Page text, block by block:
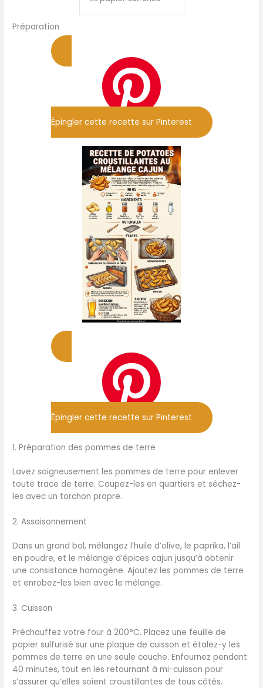
Préparation
Épingler cette recette sur Pinterest
Épingler cette recette sur Pinterest
1. Préparation des pommes de terre
Lavez soigneusement les pommes de terre pour enlever
toute trace de terre. Coupez-les en quartiers et séchez-
les avec un torchon propre.
2. Assaisonnement
Dans un grand bol, mélangez l’huile d’olive, le paprika, l’ail
en poudre, et le mélange d’épices cajun jusqu’à obtenir
une consistance homogène. Ajoutez les pommes de terre
et enrobez-les bien avec le mélange.
3. Cuisson
Préchauffez votre four à 200°C. Placez une feuille de
papier sulfurisé sur une plaque de cuisson et étalez-y les
pommes de terre en une seule couche. Enfournez pendant
40 minutes, tout en les retournant à mi-cuisson pour
s’assurer qu’elles soient croustillantes de tous côtés.